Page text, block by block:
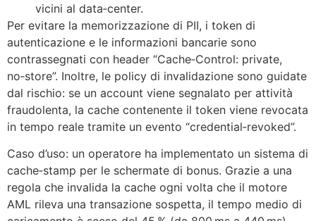
vicini al data‑center.
Per evitare la memorizzazione di PII, i token di
autenticazione e le informazioni bancarie sono
contrassegnati con header “Cache‑Control: private,
no‑store”. Inoltre, le policy di invalidazione sono guidate
dal rischio: se un account viene segnalato per attività
fraudolenta, la cache contenente il token viene revocata
in tempo reale tramite un evento “credential‑revoked”.
Caso d’uso: un operatore ha implementato un sistema di
cache‑stamp per le schermate di bonus. Grazie a una
regola che invalida la cache ogni volta che il motore
AML rileva una transazione sospetta, il tempo medio di